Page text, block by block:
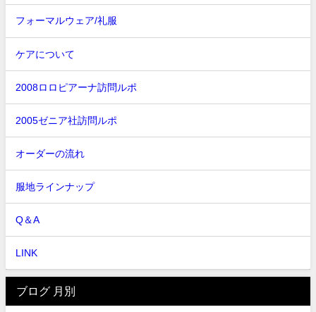
フォーマルウェア/礼服
ケアについて
2008ロロピアーナ訪問ルポ
2005ゼニア社訪問ルポ
オーダーの流れ
服地ラインナップ
Q＆A
LINK
ブログ 月別